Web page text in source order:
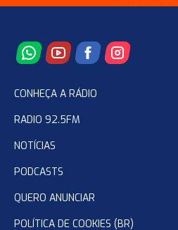
CONHEÇA A RÁDIO
RADIO 92.5FM
NOTÍCIAS
PODCASTS
QUERO ANUNCIAR
POLÍTICA DE COOKIES (BR)